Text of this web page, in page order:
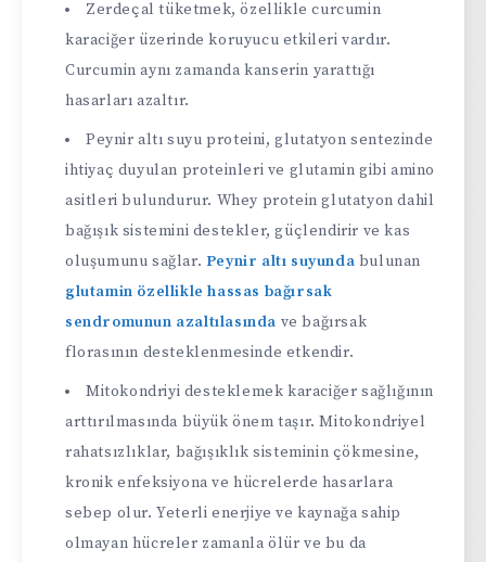
Zerdeçal tüketmek, özellikle curcumin
karaciğer üzerinde koruyucu etkileri vardır.
Curcumin aynı zamanda kanserin yarattığı
hasarları azaltır.
Peynir altı suyu proteini, glutatyon sentezinde
ihtiyaç duyulan proteinleri ve glutamin gibi amino
asitleri bulundurur. Whey protein glutatyon dahil
bağışık sistemini destekler, güçlendirir ve kas
oluşumunu sağlar. Peynir altı suyunda bulunan
glutamin özellikle hassas bağırsak
sendromunun azaltılasında ve bağırsak
florasının desteklenmesinde etkendir.
Mitokondriyi desteklemek karaciğer sağlığının
arttırılmasında büyük önem taşır. Mitokondriyel
rahatsızlıklar, bağışıklık sisteminin çökmesine,
kronik enfeksiyona ve hücrelerde hasarlara
sebep olur. Yeterli enerjiye ve kaynağa sahip
olmayan hücreler zamanla ölür ve bu da